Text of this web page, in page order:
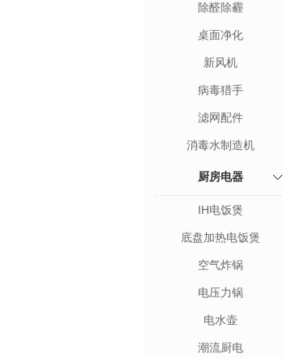
除醛除霾
桌面净化
新风机
病毒猎手
滤网配件
消毒水制造机
厨房电器
IH电饭煲
底盘加热电饭煲
空气炸锅
电压力锅
电水壶
潮流厨电